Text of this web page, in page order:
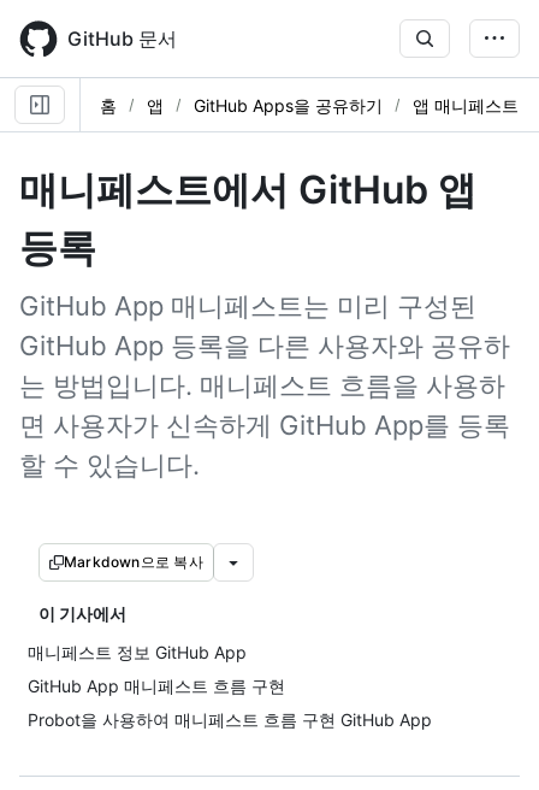
main
content
GitHub 문서
홈 앱 GitHub Apps을 공유하기 앱 매니페스트
매니페스트에서 GitHub 앱
등록
GitHub App 매니페스트는 미리 구성된
GitHub App 등록을 다른 사용자와 공유하
는 방법입니다. 매니페스트 흐름을 사용하
면 사용자가 신속하게 GitHub App를 등록
할 수 있습니다.
Markdown으로 복사
이 기사에서
매니페스트 정보 GitHub App
GitHub App 매니페스트 흐름 구현
Probot을 사용하여 매니페스트 흐름 구현 GitHub App